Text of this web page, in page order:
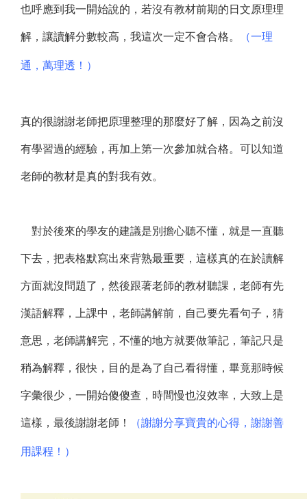
也呼應到我一開始說的，若沒有教材前期的日文原理理
解，讓讀解分數較高，我這次一定不會合格。 （一理
通，萬理透！）
真的很謝謝老師把原理整理的那麼好了解，因為之前沒
有學習過的經驗，再加上第一次參加就合格。可以知道
老師的教材是真的對我有效。
對於後來的學友的建議是別擔心聽不懂，就是一直聽
下去，把表格默寫出來背熟最重要，這樣真的在於讀解
方面就沒問題了，然後跟著老師的教材聽課，老師有先
漢語解釋，上課中，老師講解前，自己要先看句子，猜
意思，老師講解完，不懂的地方就要做筆記，筆記只是
稍為解釋，很快，目的是為了自己看得懂，畢竟那時候
字彙很少，一開始傻傻查，時間慢也沒效率，大致上是
這樣，最後謝謝老師！ （謝謝分享寶貴的心得， 謝謝善
用課程！）